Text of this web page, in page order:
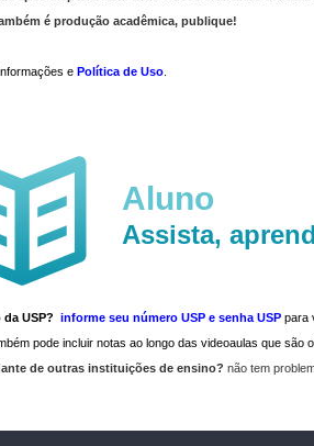
é produção acadêmica, publique!
e Política de Uso
Aluno
Assista,
da USP? informe seu número USP e senha USP para
pode incluir notas ao longo das videoaulas que
de outras instituições de ensino? não tem